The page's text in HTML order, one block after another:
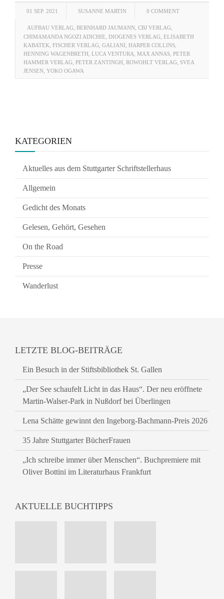
01 SEP. 2021 SUSANNE MARTIN 0 COMMENT
AUFBAU VERLAG BERNHARD JAUMANN CBJ VERLAG
CHIMAMANDA NGOZI ADICHIE DIOGENES VERLAG ELISABETH
KABATEK FISCHER VERLAG GALIANI HARPER COLLINS
HENNING WAGENBRETH LUCA VENTURA MAX ANNAS PETER
HAMMER VERLAG PETER ZANTINGH ROWOHLT VERLAG SVEA
JENSEN YOKO OGAWA
KATEGORIEN
Aktuelles aus dem Stuttgarter Schriftstellerhaus
Allgemein
Gedicht des Monats
Gelesen, Gehört, Gesehen
On the Road
Presse
Wanderlust
LETZTE BLOG-BEITRÄGE
Ein Besuch in der Stiftsbibliothek St. Gallen
„Der See schaufelt Licht in das Haus“. Der neu eröffnete
Martin-Walser-Park in Nußdorf bei Überlingen
Lena Schätte gewinnt den Ingeborg-Bachmann-Preis 2026
35 Jahre Stuttgarter BücherFrauen
„Ich schreibe immer über Menschen“. Buchpremiere mit
Oliver Bottini im Literaturhaus Frankfurt
AKTUELLE BUCHTIPPS